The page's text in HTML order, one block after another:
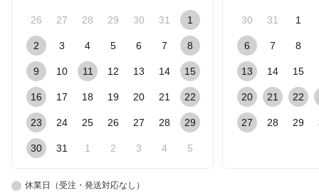
26 27 28 29 30 31 1
2 3 4 5 6 7 8
9 10 11 12 13 14 15
16 17 18 19 20 21 22
23 24 25 26 27 28 29
30 31 1 2 3 4 5
30 31 1
6 7 8
13 14 15
20 21 22
27 28 29
休業日（受注・発送対応なし）